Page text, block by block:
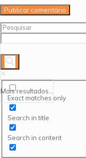
Mais resultados...
Exact matches only
Search in title
Search in content